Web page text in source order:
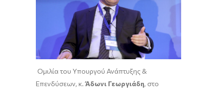
Ομιλία του Υπουργού Ανάπτυξης &
Επενδύσεων, κ.Άδωνι Γεωργιάδη, στο